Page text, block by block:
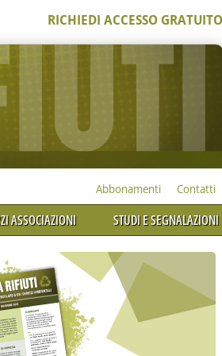
RICHIEDI ACCESSO GRATUITO
Abbonamenti Contatti
ASSOCIAZIONI STUDI E SEGNALAZIONI